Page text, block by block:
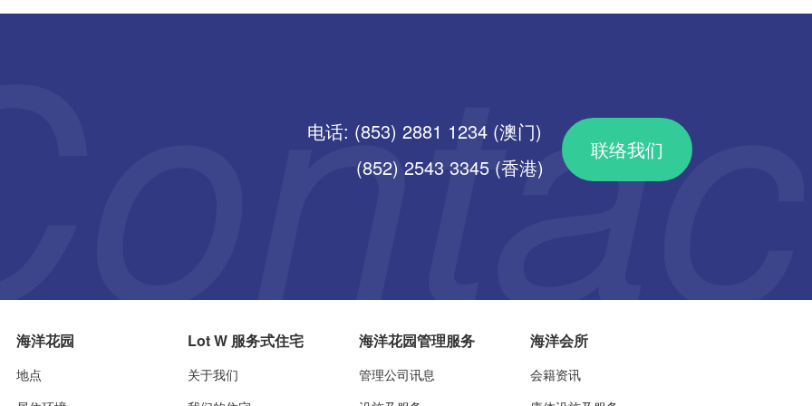
电话: (853) 2881 1234 (澳门)
(852) 2543 3345 (香港)
联络我们
海洋花园
地点
Lot W 服务式住宅
关于我们
海洋花园管理服务
管理公司讯息
海洋会所
会籍资讯